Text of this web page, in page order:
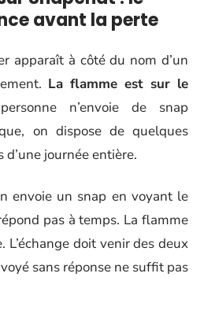
avant la perte
apparaît à côté du nom d’un
La flamme est sur le
n’envoie de snap
on dispose de quelques
journée entière.
envoie un snap en voyant le
pas à temps. La flamme
L’échange doit venir des deux
sans réponse ne suffit pas